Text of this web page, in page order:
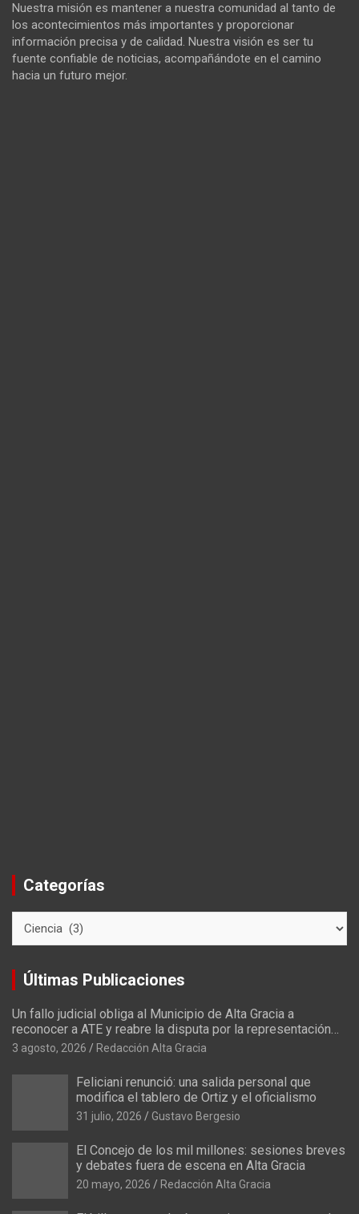
Nuestra misión es mantener a nuestra comunidad al tanto de
los acontecimientos más importantes y proporcionar
información precisa y de calidad. Nuestra visión es ser tu
fuente confiable de noticias, acompañándote en el camino
hacia un futuro mejor.
Categorías
e
g
r
í
a
s
Últimas Publicaciones
Un fallo judicial obliga al Municipio de Alta Gracia a
reconocer a ATE y reabre la disputa por la representación
sindical
3 agosto, 2026 Redacción Alta Gracia
Feliciani renunció: una salida personal que
modifica el tablero de Ortiz y el oficialismo
31 julio, 2026 Gustavo Bergesio
El Concejo de los mil millones: sesiones breves
y debates fuera de escena en Alta Gracia
20 mayo, 2026 Redacción Alta Gracia